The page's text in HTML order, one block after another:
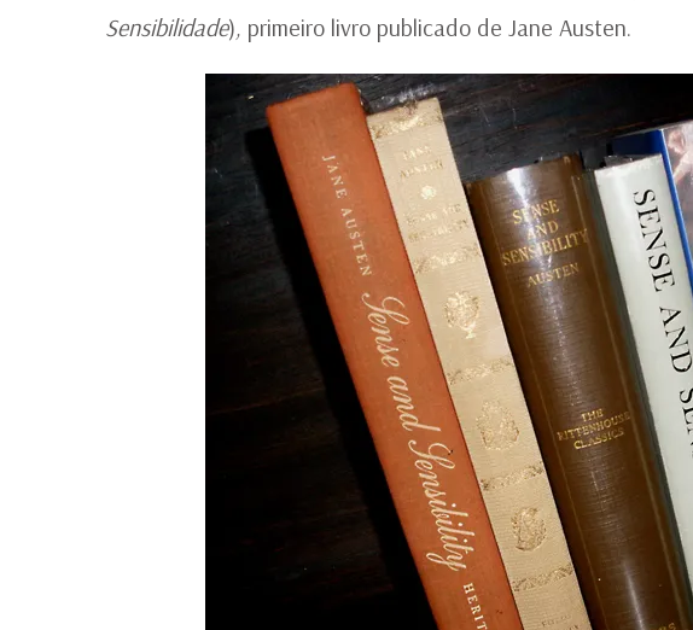
Sensibilidade), primeiro livro publicado de Jane Austen.